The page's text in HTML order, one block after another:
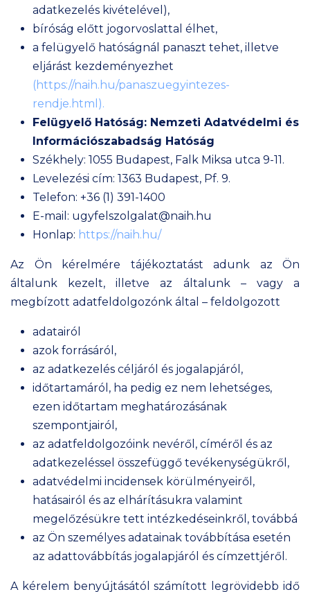
adatkezelés kivételével),
bíróság előtt jogorvoslattal élhet,
a felügyelő hatóságnál panaszt tehet, illetve
eljárást kezdeményezhet
(https://naih.hu/panaszuegyintezes-
rendje.html).
Felügyelő Hatóság: Nemzeti Adatvédelmi és
Információszabadság Hatóság
Székhely: 1055 Budapest, Falk Miksa utca 9-11.
Levelezési cím: 1363 Budapest, Pf. 9.
Telefon: +36 (1) 391-1400
E-mail: ugyfelszolgalat@naih.hu
Honlap: https://naih.hu/
Az Ön kérelmére tájékoztatást adunk az Ön
általunk kezelt, illetve az általunk – vagy a
megbízott adatfeldolgozónk által – feldolgozott
adatairól
azok forrásáról,
az adatkezelés céljáról és jogalapjáról,
időtartamáról, ha pedig ez nem lehetséges,
ezen időtartam meghatározásának
szempontjairól,
az adatfeldolgozóink nevéről, címéről és az
adatkezeléssel összefüggő tevékenységükről,
adatvédelmi incidensek körülményeiről,
hatásairól és az elhárításukra valamint
megelőzésükre tett intézkedéseinkről, továbbá
az Ön személyes adatainak továbbítása esetén
az adattovábbítás jogalapjáról és címzettjéről.
A kérelem benyújtásától számított legrövidebb idő